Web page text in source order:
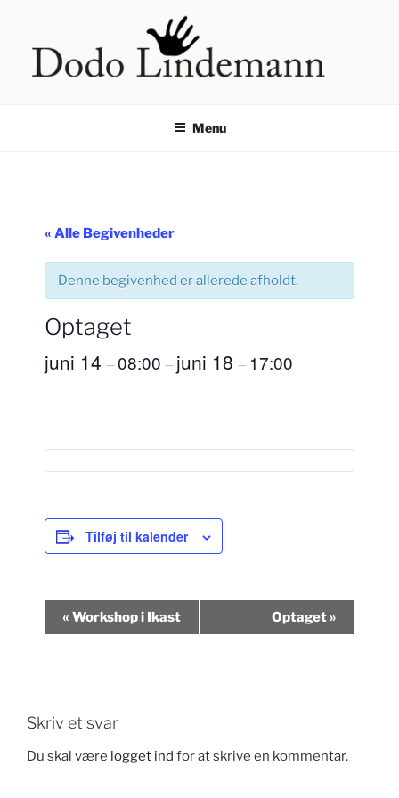
indhold
LINDEMANN
Menu
« Alle Begivenheder
Denne begivenhed er allerede afholdt.
Optaget
juni 14 –08:00 – juni 18 – 17:00
Tilføj til kalender
e
e
h
« Workshop i Ikast Optaget »
Skriv et svar
Du skal være logget ind for at skrive en kommentar.